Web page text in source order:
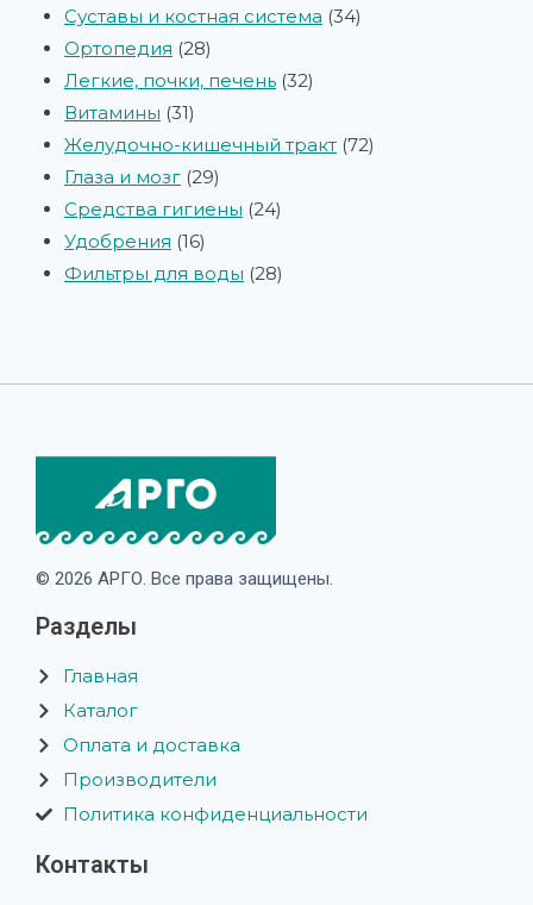
Суставы и костная система 34
Ортопедия 28
Легкие, почки, печень 32
Витамины 31
Желудочно-кишечный тракт 72
Глаза и мозг 29
Средства гигиены 24
Удобрения 16
Фильтры для воды 28
© 2026 АРГО. Все права защищены.
Разделы
Главная
Каталог
Оплата и доставка
Производители
Политика конфиденциальности
Контакты